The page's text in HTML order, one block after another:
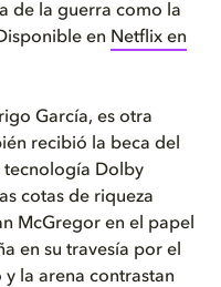
de la guerra como la
en Netflix en
García, es otra
recibió la beca del
tecnología Dolby
cotas de riqueza
McGregor en el papel
en su travesía por el
la arena contrastan